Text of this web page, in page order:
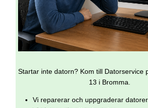
Startar inte datorn? Kom till Datorservice
13 i Bromma.
Vi reparerar och uppgraderar